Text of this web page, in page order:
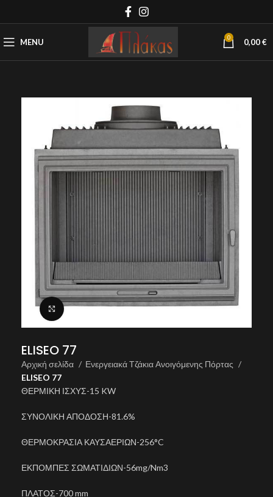
MENU 0 0,00€
Click to enlarge
ELISEO 77
Αρχική σελίδα
Ενεργειακά Τζάκια Ανοιγόμενης Πόρτας
ELISEO 77
ΘΕΡΜΙΚΗ ΙΣΧΥΣ-15 KW
ΣΥΝΟΛΙΚΗ ΑΠΟΔΟΣΗ-81.6%
ΘΕΡΜΟΚΡΑΣΙΑ ΚΑΥΣΑΕΡΙΩΝ-256°C
ΕΚΠΟΜΠΕΣ ΣΩΜΑΤΙΔΙΩΝ-56mg/Nm3
ΠΛΑΤΟΣ-700 mm